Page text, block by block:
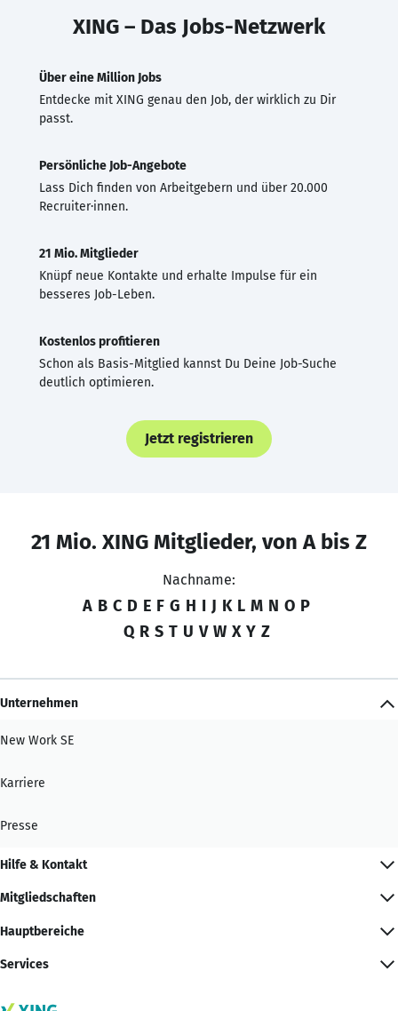
XING – Das Jobs-Netzwerk
Über eine Million Jobs
Entdecke mit XING genau den Job, der wirklich zu Dir
passt.
Persönliche Job-Angebote
Lass Dich finden von Arbeitgebern und über 20.000
Recruiter·innen.
21 Mio. Mitglieder
Knüpf neue Kontakte und erhalte Impulse für ein
besseres Job-Leben.
Kostenlos profitieren
Schon als Basis-Mitglied kannst Du Deine Job-Suche
deutlich optimieren.
Jetzt registrieren
21 Mio. XING Mitglieder, von A bis Z
Nachname:
A B C D E F G H I J K L M N O P
Q R S T U V W X Y Z
Unternehmen
New Work SE
Karriere
Presse
Hilfe & Kontakt
Mitgliedschaften
Hauptbereiche
Services